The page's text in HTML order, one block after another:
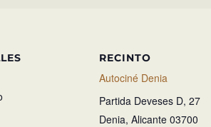
RECINTO
Autociné Denia
Partida Deveses D, 27
Denia, Alicante 03700